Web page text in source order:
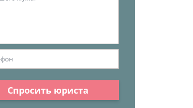
Спросить юриста